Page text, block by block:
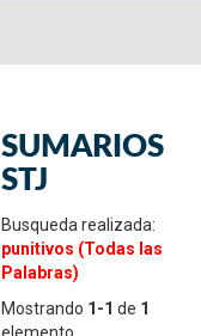
SUMARIOS
STJ
Busqueda realizada:
punitivos (Todas las
Palabras)
Mostrando 1-1 de 1